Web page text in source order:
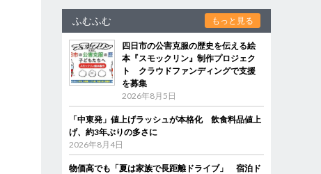
ふむふむ もっと見る
四日市の公害克服の歴史を伝える絵
本『スモックリン』制作プロジェク
ト クラウドファンディングで支援
を募集
2026年8月5日
「中東発」値上げラッシュが本格化 飲食料品値上
げ、約3年ぶりの多さに
2026年8月4日
物価高でも「夏は家族で長距離ドライブ」 宿泊ド